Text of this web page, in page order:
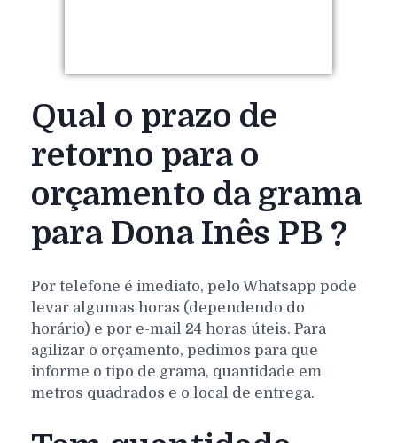
Qual o prazo de
retorno para o
orçamento da grama
para Dona Inês PB ?
Por telefone é imediato, pelo Whatsapp pode
levar algumas horas (dependendo do
horário) e por e-mail 24 horas úteis. Para
agilizar o orçamento, pedimos para que
informe o tipo de grama, quantidade em
metros quadrados e o local de entrega.